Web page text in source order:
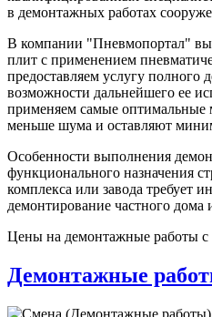
в демонтажных работах
В компании "Пневмопортал"
плит с применением
предоставляем услугу полного
возможности дальнейшего ее
применяем самые оптимальные
меньше шума и оставляют
Особенности выполнения
функционального назначения
комплекса или завода требует
демонтирование частного дома
Цены на демонтажные работы с
Демонтажные